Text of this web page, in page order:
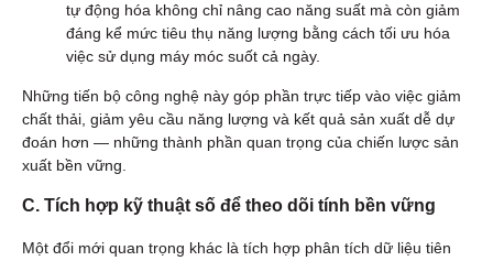
tự động hóa không chỉ nâng cao năng suất mà còn giảm
đáng kể mức tiêu thụ năng lượng bằng cách tối ưu hóa
việc sử dụng máy móc suốt cả ngày.
Những tiến bộ công nghệ này góp phần trực tiếp vào việc giảm
chất thải, giảm yêu cầu năng lượng và kết quả sản xuất dễ dự
đoán hơn — những thành phần quan trọng của chiến lược sản
xuất bền vững.
C. Tích hợp kỹ thuật số để theo dõi tính bền vững
Một đổi mới quan trọng khác là tích hợp phân tích dữ liệu tiên